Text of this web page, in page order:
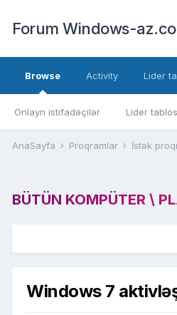
Forum Windows-
Browse
Onlayn istifadəçilər Lider
Activity Lider
AnaSayfa Proqramlar İstək
BÜTÜN KOMPÜTER \
Windows 7